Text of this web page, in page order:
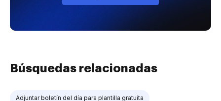
Búsquedas relacionadas
Adjuntar boletín del día para plantilla gratuita